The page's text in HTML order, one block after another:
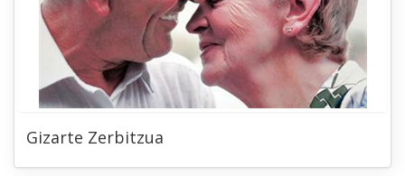
Gizarte Zerbitzua